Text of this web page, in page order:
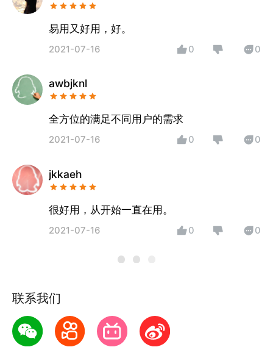
易用又好用，好。
2021-07-16 0 0
awbjknl
全方位的满足不同用户的需求
2021-07-16 0 0
jkkaeh
很好用，从开始一直在用。
2021-07-16 0 0
联系我们